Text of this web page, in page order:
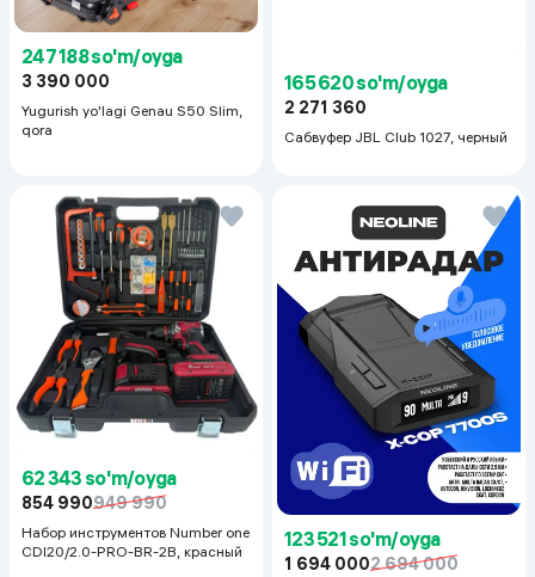
247 188 so'm/oyga
3 390 000
Yugurish yo'lagi Genau S50 Slim,
qora
165 620 so'm/oyga
2 271 360
Сабвуфер JBL Club 1027, черный
62 343 so'm/oyga
854 990949 990
Набор инструментов Number one
CDI20/2.0-PRO-BR-2B, красный
123 521 so'm/oyga
1 694 0002 694 000